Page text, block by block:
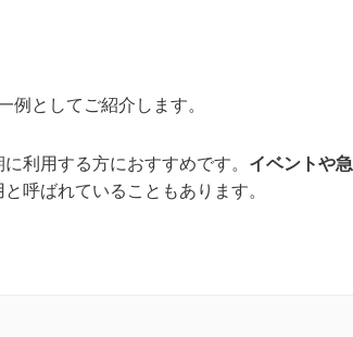
例としてご紹介します。
利用する方におすすめです。 イベントや急
呼ばれていることもあります。